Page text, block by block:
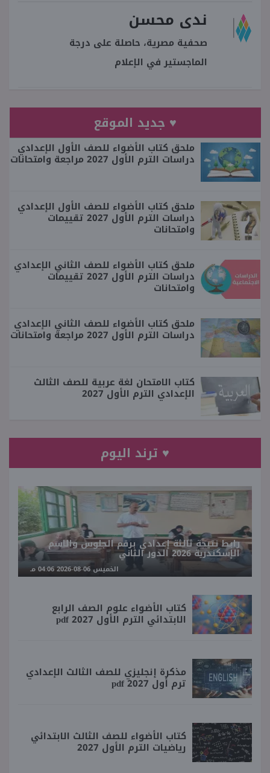
ندى محسن
صحفية مصرية، حاصلة على درجة
الماجستير في الإعلام
♥ جديد الموقع
ملحق كتاب الأضواء للصف الأول الإعدادي
دراسات الترم الأول 2027 مراجعة وامتحانات
ملحق كتاب الأضواء للصف الأول الإعدادي
دراسات الترم الأول 2027 تقييمات
وامتحانات
ملحق كتاب الأضواء للصف الثاني الإعدادي
دراسات الترم الأول 2027 تقييمات
وامتحانات
ملحق كتاب الأضواء للصف الثاني الإعدادي
دراسات الترم الأول 2027 مراجعة وامتحانات
كتاب الامتحان لغة عربية للصف الثالث
الإعدادي الترم الأول 2027
♥ ترند اليوم
رابط نتيجة ثالثة إعدادي برقم الجلوس والاسم
الإسكندرية 2026 الدور الثاني
الخميس 06-08-2026 04:06 مـ
كتاب الأضواء علوم الصف الرابع
الابتدائي الترم الأول 2027 pdf
مذكرة إنجليزي للصف الثالث الإعدادي
ترم أول 2027 pdf
كتاب الأضواء للصف الثالث الابتدائي
رياضيات الترم الأول 2027